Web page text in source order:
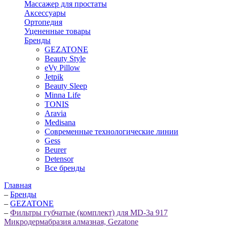
Массажер для простаты
Аксессуары
Ортопедия
Уцененные товары
Бренды
GEZATONE
Beauty Style
eVy Pillow
Jetpik
Beauty Sleep
Minna Life
TONIS
Aravia
Medisana
Современные технологические линии
Gess
Beurer
Detensor
Все бренды
Главная
– Бренды
– GEZATONE
– Фильтры губчатые (комплект) для MD-3a 917
Микродермабразия алмазная, Gezatone